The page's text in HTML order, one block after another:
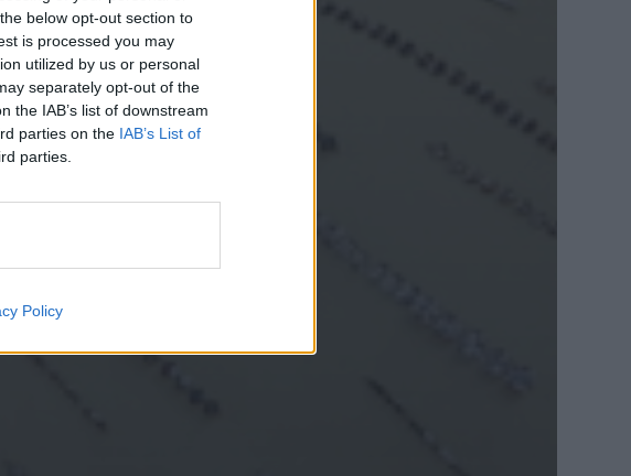
below opt-out section to
is processed you may
utilized by us or personal
separately opt-out of the
the IAB’s list of downstream
parties on the IAB’s List of
parties.
Policy